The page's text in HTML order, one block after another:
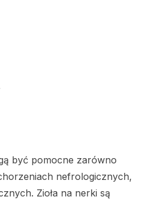
być pomocne zarówno
nefrologicznych,
Zioła na nerki są